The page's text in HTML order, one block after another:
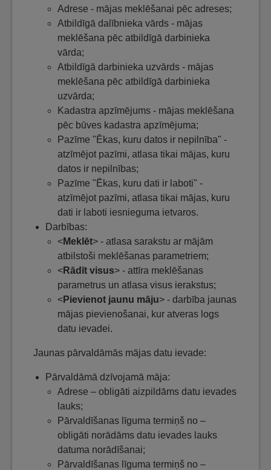
Adrese - mājas meklēšanai pēc adreses;
Atbildīgā dalībnieka vārds - mājas
meklēšana pēc atbildīgā darbinieka
vārda;
Atbildīgā darbinieka uzvārds - mājas
meklēšana pēc atbildīgā darbinieka
uzvārda;
Kadastra apzīmējums - mājas meklēšana
pēc būves kadastra apzīmējuma;
Pazīme "Ēkas, kuru datos ir nepilnība" -
atzīmējot pazīmi, atlasa tikai mājas, kuru
datos ir nepilnības;
Pazīme "Ēkas, kuru dati ir laboti" -
atzīmējot pazīmi, atlasa tikai mājas, kuru
dati ir laboti iesnieguma ietvaros.
Darbības:
<Meklēt> - atlasa sarakstu ar mājām
atbilstoši meklēšanas parametriem;
<Rādīt visus> - attīra meklēšanas
parametrus un atlasa visus ierakstus;
<Pievienot jaunu māju> - darbība jaunas
mājas pievienošanai, kur atveras logs
datu ievadei.
Jaunas pārvaldāmās mājas datu ievade:
Pārvaldāmā dzīvojamā māja:
Adrese – obligāti aizpildāms datu ievades
lauks;
Pārvaldīšanas līguma termiņš no –
obligāti norādāms datu ievades lauks
datuma norādīšanai;
Pārvaldīšanas līguma termiņš no –